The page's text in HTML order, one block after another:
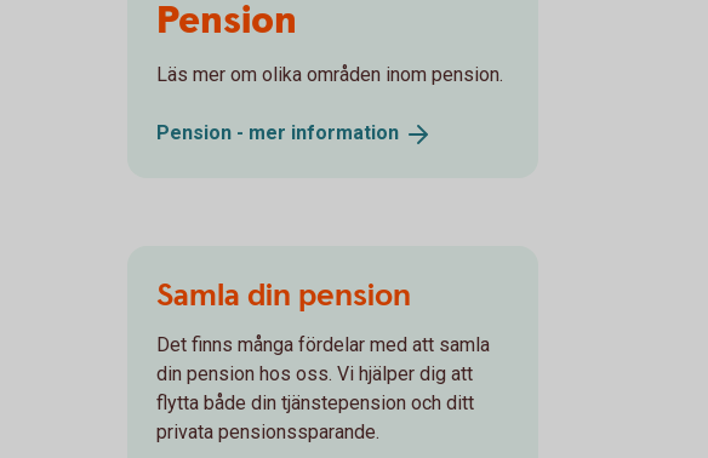
Pension
Läs mer om olika områden inom pension.
Pension - mer information
Samla din pension
Det finns många fördelar med att samla
din pension hos oss. Vi hjälper dig att
flytta både din tjänstepension och ditt
privata pensionssparande.